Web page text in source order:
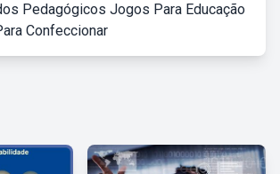
Pedagógicos Jogos Para Educação
Confeccionar